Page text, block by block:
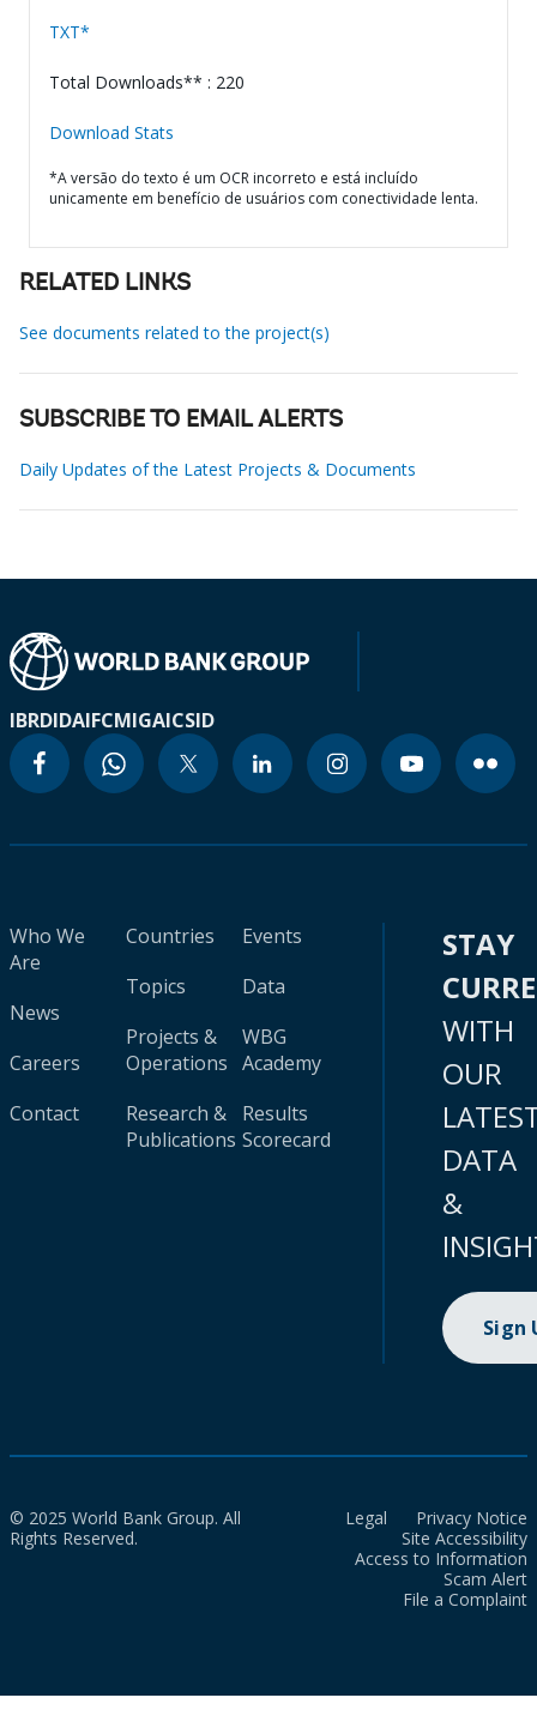
TXT*
Total Downloads** : 220
Download Stats
*A versão do texto é um OCR incorreto e está incluído
unicamente em benefício de usuários com conectividade lenta.
RELATED LINKS
See documents related to the project(s)
SUBSCRIBE TO EMAIL ALERTS
Daily Updates of the Latest Projects & Documents
IBRDIDAIFCMIGAICSID
Who We
Are
News
Careers
Contact
Countries
Topics
Projects &
Operations
Research &
Publications
Events
Data
WBG
Academy
Results
Scorecard
STAY
WITH
OUR
DATA
&
Sign
© 2025 World Bank Group. All
Rights Reserved.
Legal
Privacy Notice
Site Accessibility
Access to Information
Scam Alert
File a Complaint